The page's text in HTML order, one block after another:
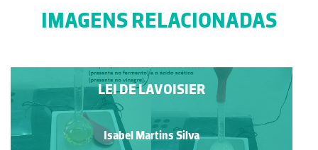
IMAGENS RELACIONADAS
LEI DE LAVOISIER
Isabel Martins Silva